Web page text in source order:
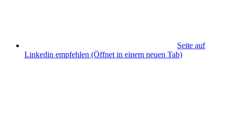
Seite auf
Linkedin empfehlen (Öffnet in einem neuen Tab)